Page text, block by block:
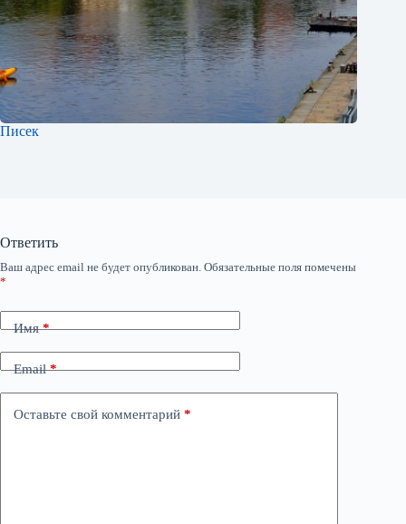
Писек
Ответить
Ваш адрес email не будет опубликован. Обязательные поля помечены
*
Имя*
Email*
Оставьте свой комментарий *